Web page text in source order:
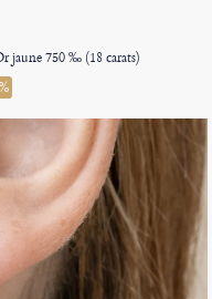
jaune 750 ‰ (18 carats)